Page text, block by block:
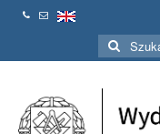
Szuklaj
w: